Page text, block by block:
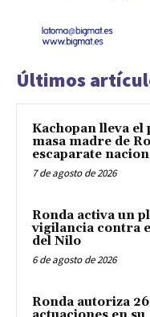
Últimos
Kachopan lleva el
masa madre de
escaparate
7 de agosto de 2026
Ronda activa un
vigilancia contra
del Nilo
6 de agosto de 2026
Ronda autoriza 26